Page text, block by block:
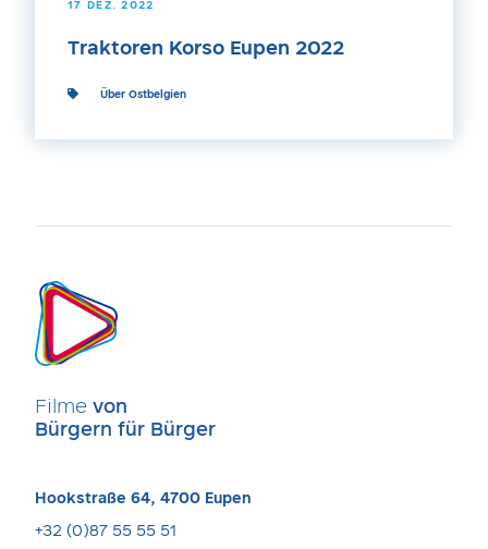
17 DEZ. 2022
Traktoren Korso Eupen 2022
Über Ostbelgien
Filme von
Bürgern für Bürger
Hookstraße 64, 4700 Eupen
+32 (0)87 55 55 51